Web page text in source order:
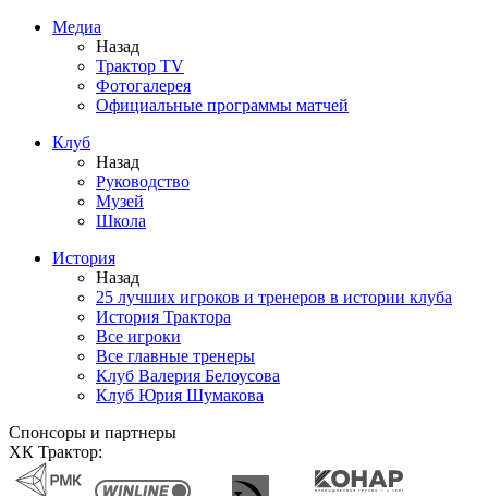
Медиа
Назад
Трактор TV
Фотогалерея
Официальные программы матчей
Клуб
Назад
Руководство
Музей
Школа
История
Назад
25 лучших игроков и тренеров в истории клуба
История Трактора
Все игроки
Все главные тренеры
Клуб Валерия Белоусова
Клуб Юрия Шумакова
Спонсоры и партнеры
ХК Трактор: